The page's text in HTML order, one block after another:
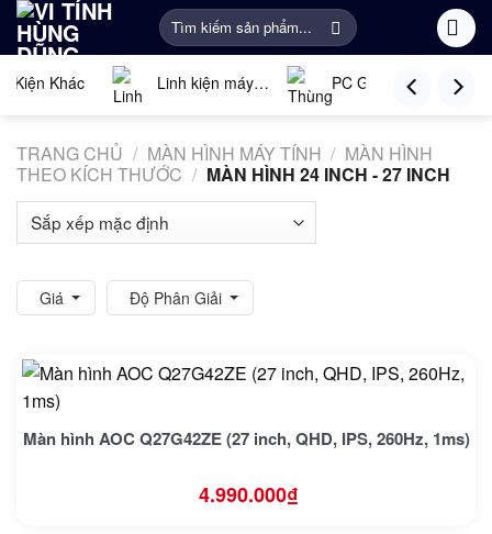
Bỏ
qua
dung
Tìm
kiếm:
Linh kiện máy
PC Gaming
Kiện Khác
TRANG CHỦ / MÀN HÌNH MÁY TÍNH / MÀN HÌNH
THEO KÍCH THƯỚC / MÀN HÌNH 24 INCH - 27 INCH
Giá Độ Phân Giải
Màn hình AOC Q27G42ZE (27 inch, QHD, IPS, 260Hz, 1ms)
4.990.000₫